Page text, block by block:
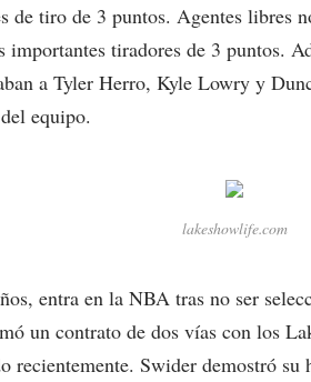
de tiro de 3 puntos. Agentes libres
importantes tiradores de 3 puntos.
a Tyler Herro, Kyle Lowry y
equipo.
lakeshowlife.com
entra en la NBA tras no ser
un contrato de dos vías con los
recientemente. Swider demostró